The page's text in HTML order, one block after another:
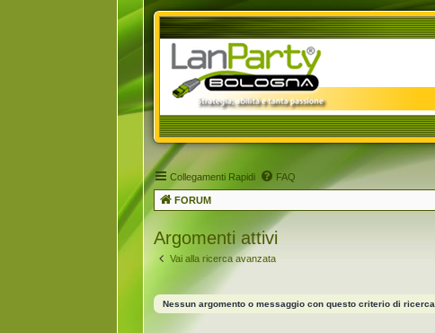
Collegamenti Rapidi FAQ
FORUM
Argomenti attivi
Vai alla ricerca avanzata
Nessun argomento o messaggio con questo criterio di ricerca.